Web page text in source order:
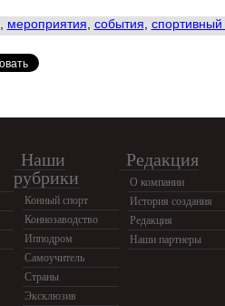
мероприятия события
Наши
рубрики
Конный спорт
Коннозаводство
Ипподром
Самоучитель
Страны
Эксклюзив
Редакция
О компании
История создания
Редакция
Наши партнеры